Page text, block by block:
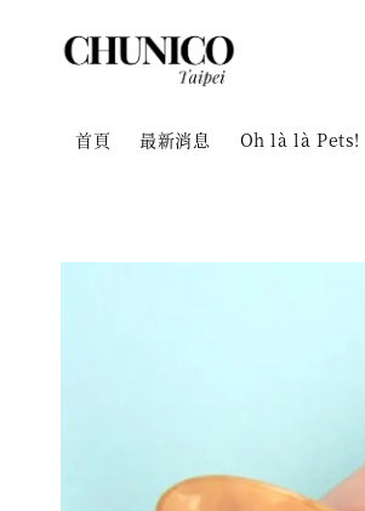
首頁 最新消息 Oh là là Pets!